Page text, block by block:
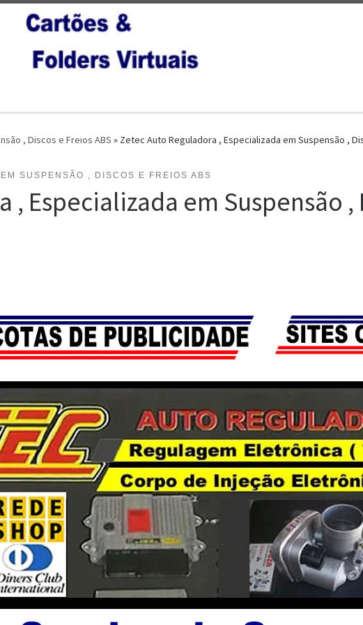
, Discos e Freios ABS » Zetec Auto Reguladora , Especializada em Suspensão ,
SUSPENSÃO , DISCOS E FREIOS ABS
, Especializada em Suspensão ,